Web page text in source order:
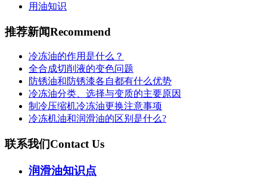
用油知识
推荐新闻Recommend
冷冻油的作用是什么？
全合成切削液的变色问题
防锈油和防锈漆各自都有什么优势
冷冻油分类、选择与变质的主要原因
制冷压缩机冷冻油更换注意事项
冷冻机油和润滑油的区别是什么?
联系我们Contact Us
润滑油知识点